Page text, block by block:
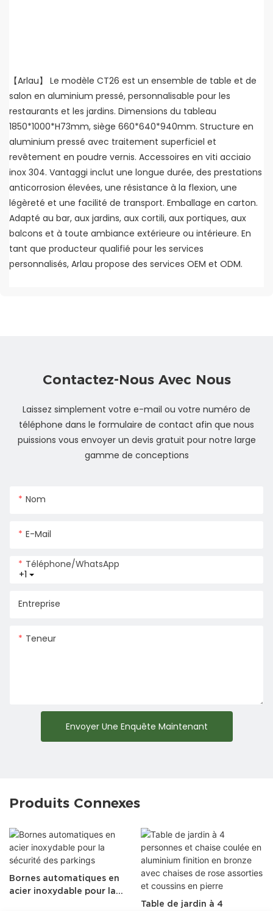
【Arlau】 Le modèle CT26 est un ensemble de table et de
salon en aluminium pressé, personnalisable pour les
restaurants et les jardins. Dimensions du tableau
1850*1000*H73mm, siège 660*640*940mm. Structure en
aluminium pressé avec traitement superficiel et
revêtement en poudre vernis. Accessoires en viti acciaio
inox 304. Vantaggi inclut une longue durée, des prestations
anticorrosion élevées, une résistance à la flexion, une
légèreté et une facilité de transport. Emballage en carton.
Adapté au bar, aux jardins, aux cortili, aux portiques, aux
balcons et à toute ambiance extérieure ou intérieure. En
tant que producteur qualifié pour les services
personnalisés, Arlau propose des services OEM et ODM.
Contactez-Nous Avec Nous
Laissez simplement votre e-mail ou votre numéro de
téléphone dans le formulaire de contact afin que nous
puissions vous envoyer un devis gratuit pour notre large
gamme de conceptions
Nom
E-Mail
+1
Téléphone/WhatsApp
Entreprise
Teneur
Envoyer Une Enquête Maintenant
Produits Connexes
Bornes automatiques en
acier inoxydable pour la
Table de jardin à 4